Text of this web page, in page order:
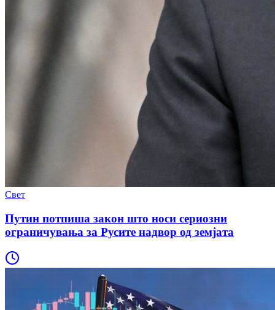
Свет
Путин потпиша закон што носи сериозни
ограничувања за Русите надвор од земјата